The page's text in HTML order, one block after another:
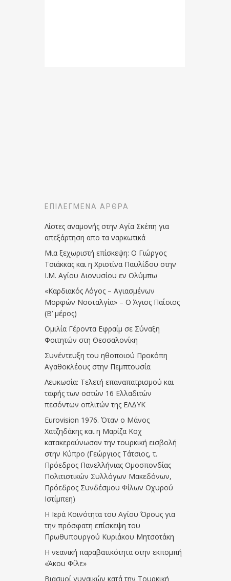
ΕΠΙΛΕΓΜΈΝΑ ΆΡΘΡΑ
Λίστες αναμονής στην Αγία Σκέπη για
απεξάρτηση απο τα ναρκωτικά
Μια ξεχωριστή επίσκεψη: Ο Γιώργος
Τσιάκκας και η Χριστίνα Παυλίδου στην
Ι.Μ. Αγίου Διονυσίου εν Ολύμπω
«Καρδιακός Λόγος – Αγιασμένων
Μορφών Νοσταλγία» – Ο Άγιος Παΐσιος
(Β’ μέρος)
Ομιλία Γέροντα Εφραίμ σε Σύναξη
Φοιτητών στη Θεσσαλονίκη
Συνέντευξη του ηθοποιού Προκόπη
Αγαθοκλέους στην Πεμπτουσία
Λευκωσία: Τελετή επαναπατρισμού και
ταφής των οστών 16 Ελλαδιτών
πεσόντων οπλιτών της ΕΛΔΥΚ
Eurovision 1976. Όταν ο Μάνος
Χατζηδάκης και η Μαρίζα Κοχ
κατακεραύνωσαν την τουρκική εισβολή
στην Κύπρο (Γεώργιος Τάτσιος, τ.
Πρόεδρος Πανελλήνιας Ομοσπονδίας
Πολιτιστικών Συλλόγων Μακεδόνων,
Πρόεδρος Συνδέσμου Φίλων Οχυρού
Ιστίμπεη)
Η Ιερά Κοινότητα του Αγίου Όρους για
την πρόσφατη επίσκεψη του
Πρωθυπουργού Κυριάκου Μητσοτάκη
Η νεανική παραβατικότητα στην εκπομπή
«Άκου Φίλε»
Βιασμοί γυναικών κατά την Τουρκική